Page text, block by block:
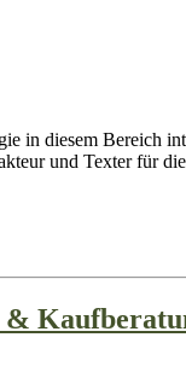
in diesem Bereich
und Texter für